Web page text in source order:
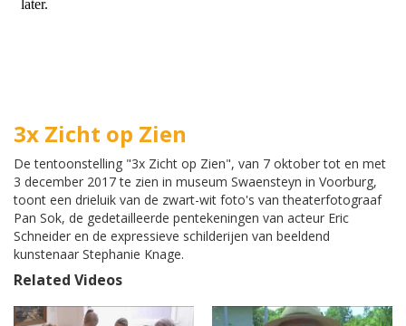
3x Zicht op Zien
De tentoonstelling "3x Zicht op Zien", van 7 oktober tot en met
3 december 2017 te zien in museum Swaensteyn in Voorburg,
toont een drieluik van de zwart-wit foto's van theaterfotograaf
Pan Sok, de gedetailleerde pentekeningen van acteur Eric
Schneider en de expressieve schilderijen van beeldend
kunstenaar Stephanie Knage.
Related Videos